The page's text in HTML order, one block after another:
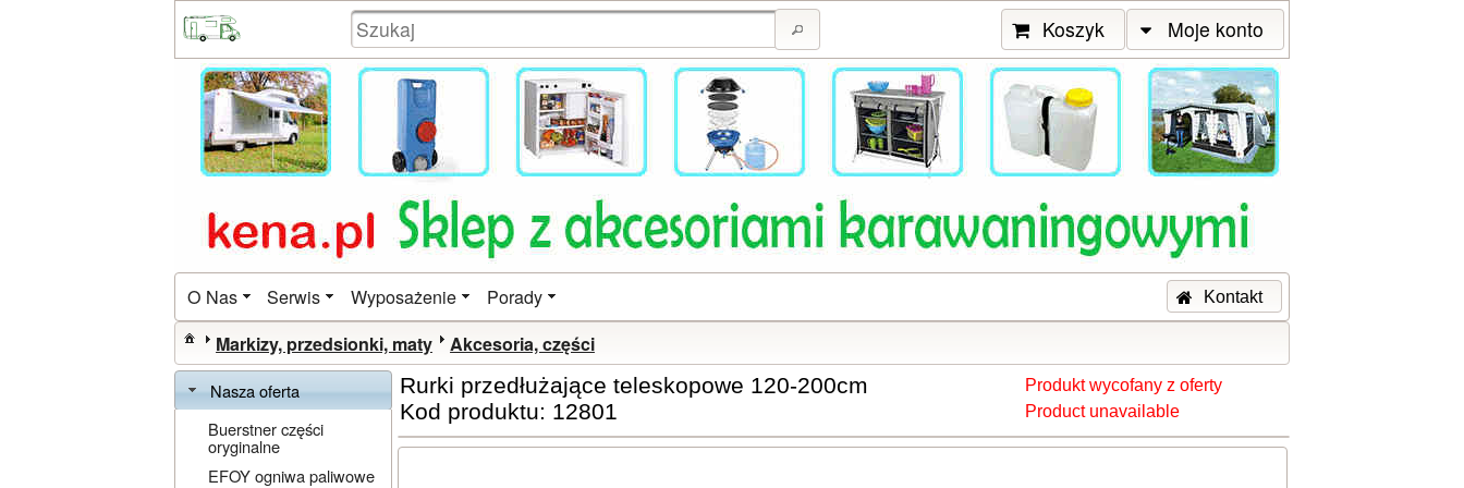
Koszyk Moje konto
O Nas Serwis Wyposażenie Porady Kontakt
Markizy, przedsionki, maty Akcesoria, części
Nasza oferta
Buerstner części
oryginalne
EFOY ogniwa paliwowe
Rurki przedłużające teleskopowe 120-200cm
Kod produktu: 12801
Produkt wycofany z oferty
Product unavailable